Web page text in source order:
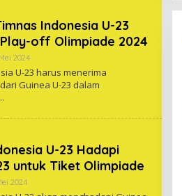
Indonesia U-23
off Olimpiade 2024
2024Oleh
U-23 harus menerima
Guinea U-23 dalam
U-23 Hadapi
untuk Tiket Olimpiade
2024Oleh